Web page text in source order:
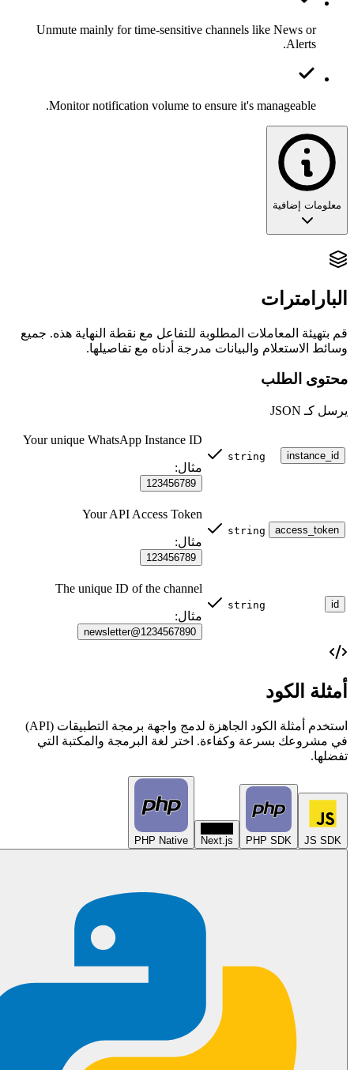
Unmute mainly for time-sensitive channels like News or
Alerts.
Monitor notification volume to ensure it's manageable.
معلومات إضافية
بصوت عالٍ وواضح: إلغاء كتم القنوات
تستعيد نقطة النهاية
للقناة. هذا يعادل إجراء "إلغاء الكتم" في تطبيق الهاتف.
🔊 استعادة الأولوية
عندما تقوم بإلغاء كتم قناة، فإنك ترفع من شأنها في تصور
المستخدم.
تغييرات السلوك:
: سيهتز/يرن الهاتف المتصل الآن عند وصول كل
: ستزيد الرسائل الجديدة من عداد الرسائل غير
المقروءة.
الرؤية: من المحتمل أن تنتقل القناة إلى أعلى قائمة
"المستجدات" عند وصول محتوى جديد.
البارامترات
قم بتهيئة المعاملات المطلوبة للتفاعل مع نقطة النهاية هذه. جميع
وسائط الاستعلام والبيانات مدرجة أدناه مع تفاصيلها.
محتوى الطلب
يرسل كـ JSON
instance_id
string
Your unique WhatsApp Instance ID
مثال:
123456789
access_token
string
Your API Access Token
مثال:
123456789
id
string
The unique ID of the channel
مثال:
1234567890@newsletter
أمثلة الكود
استخدم أمثلة الكود الجاهزة لدمج واجهة برمجة التطبيقات (API)
في مشروعك بسرعة وكفاءة. اختر لغة البرمجة والمكتبة التي
تفضلها.
JS SDK
PHP SDK
Next.js
PHP Native